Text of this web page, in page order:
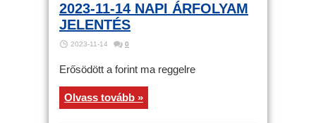
2023-11-14 NAPI ÁRFOLYAM
JELENTÉS
2023-11-14 0
Erősödött a forint ma reggelre
Olvass tovább »